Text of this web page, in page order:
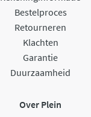
Bestelproces
Retourneren
Klachten
Garantie
Duurzaamheid
Over Plein